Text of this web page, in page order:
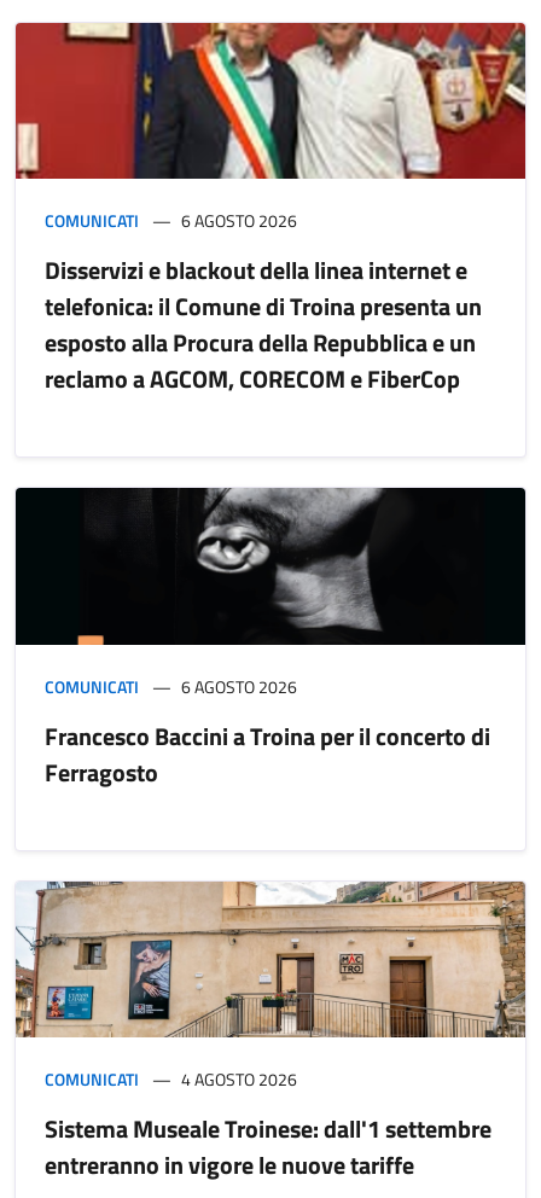
COMUNICATI 6 AGOSTO 2026
Disservizi e blackout della linea internet e
telefonica: il Comune di Troina presenta un
esposto alla Procura della Repubblica e un
reclamo a AGCOM, CORECOM e FiberCop
COMUNICATI 6 AGOSTO 2026
Francesco Baccini a Troina per il concerto di
Ferragosto
COMUNICATI 4 AGOSTO 2026
Sistema Museale Troinese: dall'1 settembre
entreranno in vigore le nuove tariffe